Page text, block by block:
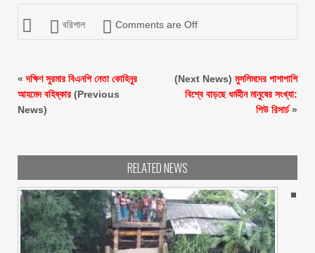
বরিশাল Comments are Off
«দক্ষিণ সুরমার বিএনপি নেতা কোহিনুর
আহমেদ বহিষ্কার(Previous
News)
(Next News) মুসলিমদের পাশাপাশি
বিশ্বে বাড়ছে ধর্মহীন মানুষের সংখ্যা:
পিউ রিসার্চ»
RELATED NEWS